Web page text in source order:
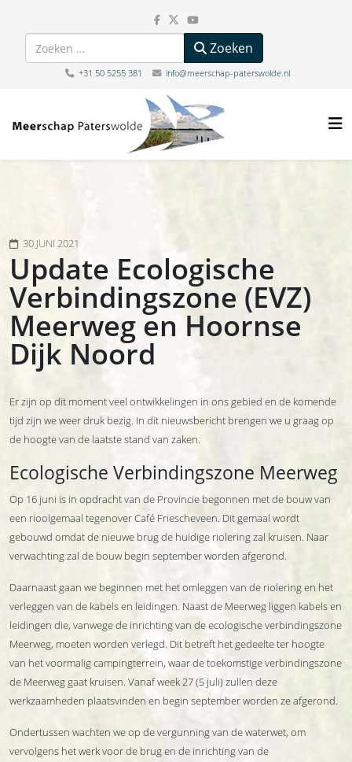
Zoeken Zoeken
+31 50 5255 381 info@meerschap-paterswolde.nl
30 JUNI 2021
Update Ecologische
Verbindingszone (EVZ)
Meerweg en Hoornse
Dijk Noord
Er zijn op dit moment veel ontwikkelingen in ons gebied en de komende
tijd zijn we weer druk bezig. In dit nieuwsbericht brengen we u graag op
de hoogte van de laatste stand van zaken.
Ecologische Verbindingszone Meerweg
Op 16 juni is in opdracht van de Provincie begonnen met de bouw van
een rioolgemaal tegenover Café Friescheveen. Dit gemaal wordt
gebouwd omdat de nieuwe brug de huidige riolering zal kruisen. Naar
verwachting zal de bouw begin september worden afgerond.
Daarnaast gaan we beginnen met het omleggen van de riolering en het
verleggen van de kabels en leidingen. Naast de Meerweg liggen kabels en
leidingen die, vanwege de inrichting van de ecologische verbindingszone
Meerweg, moeten worden verlegd. Dit betreft het gedeelte ter hoogte
van het voormalig campingterrein, waar de toekomstige verbindingszone
de Meerweg gaat kruisen. Vanaf week 27 (5 juli) zullen deze
werkzaamheden plaatsvinden en begin september worden ze afgerond.
Ondertussen wachten we op de vergunning van de waterwet, om
vervolgens het werk voor de brug en de inrichting van de